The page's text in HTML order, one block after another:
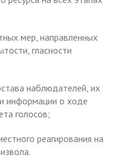
мер, направленных
гласности
наблюдателей, их
информации о ходе
голосов;
реагирования на